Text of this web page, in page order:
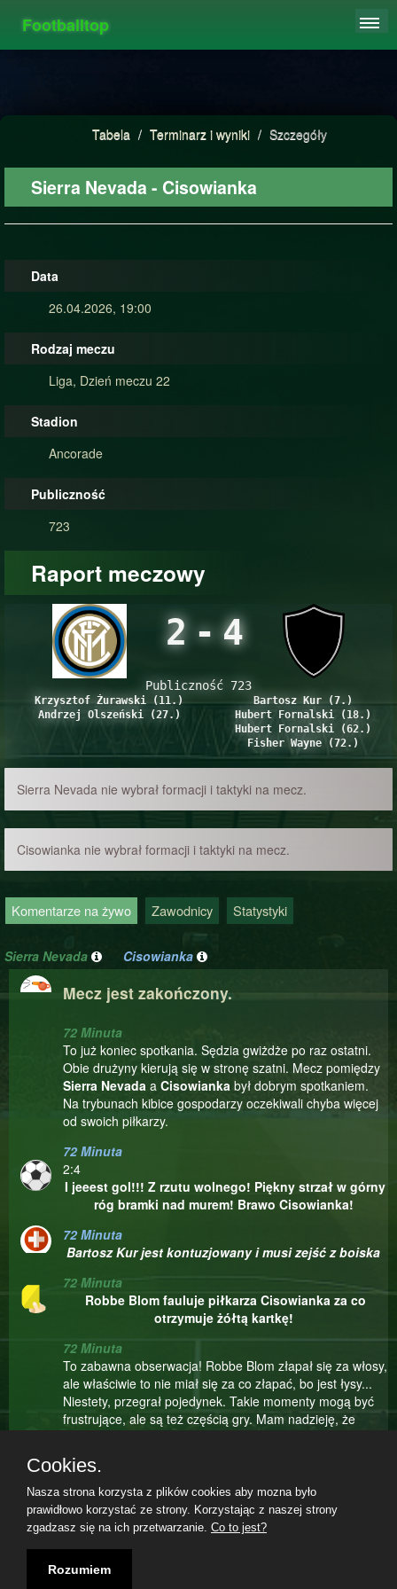
Footballtop
STATYSTYKI
Tabela / Terminarz i wyniki / Szczegóły
Sierra Nevada - Cisowianka
Data
26.04.2026, 19:00
Rodzaj meczu
Liga, Dzień meczu 22
Stadion
Ancorade
Publiczność
723
Raport meczowy
2 -4
Publiczność 723
Krzysztof Żurawski (11.)
Andrzej Olszeński (27.)
Bartosz Kur (7.)
Hubert Fornalski (18.)
Hubert Fornalski (62.)
Fisher Wayne (72.)
Sierra Nevada nie wybrał formacji i taktyki na mecz.
Cisowianka nie wybrał formacji i taktyki na mecz.
Komentarze na żywo Zawodnicy Statystyki
Sierra Nevada Cisowianka
Mecz jest zakończony.
72 Minuta
To już koniec spotkania. Sędzia gwiżdże po raz ostatni.
Obie drużyny kierują się w stronę szatni. Mecz pomiędzy
Sierra Nevada a Cisowianka był dobrym spotkaniem.
Na trybunach kibice gospodarzy oczekiwali chyba więcej
od swoich piłkarzy.
72 Minuta
2:4
I jeeest gol!!! Z rzutu wolnego! Piękny strzał w górny
róg bramki nad murem! Brawo Cisowianka!
72 Minuta
Bartosz Kur jest kontuzjowany i musi zejść z boiska
72 Minuta
Robbe Blom fauluje piłkarza Cisowianka za co
otrzymuje żółtą kartkę!
72 Minuta
To zabawna obserwacja! Robbe Blom złapał się za włosy,
ale właściwie to nie miał się za co złapać, bo jest łysy...
Niestety, przegrał pojedynek. Takie momenty mogą być
frustrujące, ale są też częścią gry. Mam nadzieję, że
kontynuował walkę na boisku z jeszcze większym
zaangażowaniem. Czasami to właśnie porażki uczą nas
najwięcej i dają impuls do jeszcze większego wysiłku.
Trzymajmy kciuki za Robbe Blom i drużynę Sierra Nevada
w kolejnych akcjach!
Nie udało się Dawid Gurski , dobrze wykończyć tej
Regulamin Polityka prywatności
Cookies.
Nasza strona korzysta z plików cookies aby mozna było
prawidłowo korzystać ze strony. Korzystając z naszej strony
zgadzasz się na ich przetwarzanie. Co to jest?
Rozumiem